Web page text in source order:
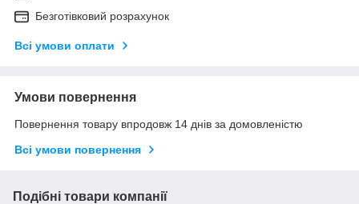
Безготівковий розрахунок
Всі умови оплати
Умови повернення
Повернення товару впродовж 14 днів за домовленістю
Всі умови повернення
Подібні товари компанії